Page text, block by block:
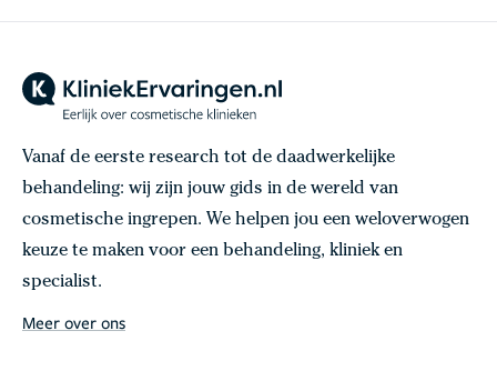
Vanaf de eerste research tot de daadwerkelijke
behandeling: wij zijn jouw gids in de wereld van
cosmetische ingrepen. We helpen jou een weloverwogen
keuze te maken voor een behandeling, kliniek en
specialist.
Meer over ons